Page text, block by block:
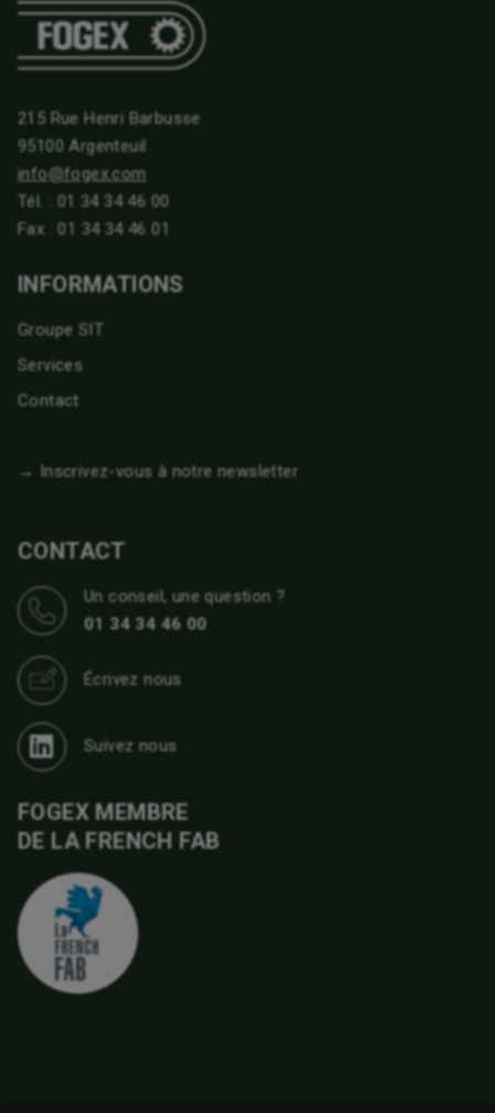
215 Rue Henri Barbusse
95100 Argenteuil
info@fogex.com
Tél. : 01 34 34 46 00
Fax : 01 34 34 46 01
INFORMATIONS
Groupe SIT
Services
Contact
→ Inscrivez-vous à notre newsletter
CONTACT
Un conseil, une question ?
01 34 34 46 00
Écrivez nous
Suivez nous
FOGEX MEMBRE
DE LA FRENCH FAB